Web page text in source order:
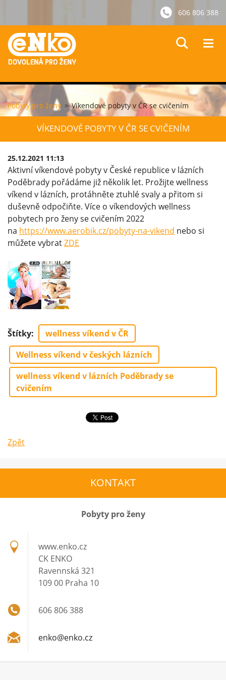
606 806 388
Pobyty pro ženy > Víkendové pobyty v ČR se cvičením
VÍKENDOVÉ POBYTY V ČR SE CVIČENÍM
25.12.2021 11:13
Aktivní víkendové pobyty v České republice v lázních
Poděbrady pořádáme již několik let. Prožijte wellness
víkend v lázních, protáhněte ztuhlé svaly a přitom si
duševně odpočiňte. Více o víkendových wellness
pobytech pro ženy se cvičením 2022
na https://www.aerobik.cz/pobyty-na-vikend nebo si
můžete vybratZDE
Štítky:
wellness víkend v ČR
Wellness víkend v českých lázních
wellness víkend v lázních Poděbrady se
cvičením
Zpět
KONTAKT
Pobyty pro ženy
www.enko.cz
CK ENKO
Ravennská 321
109 00 Praha 10
606 806 388
enko@enko.cz